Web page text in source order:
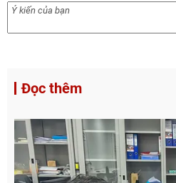
Đọc thêm